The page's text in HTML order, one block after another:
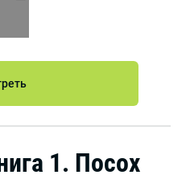
1. Посох